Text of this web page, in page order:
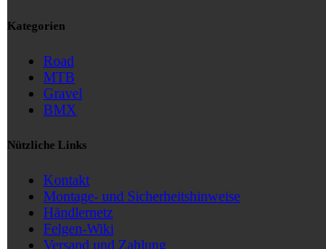
Kategorien
Road
MTB
Gravel
BMX
Nützliche Links
Kontakt
Montage- und Sicherheitshinweise
Händlernetz
Felgen-Wiki
Versand und Zahlung